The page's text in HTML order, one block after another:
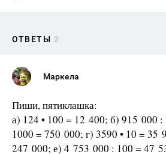
ОТВЕТЫ 2
Маркела
Пиши, пятиклашка:
а) 124 • 100 = 12 400; б) 915 000 :
1000 = 750 000; г) 3590 • 10 = 35
247 000; е) 4 753 000 : 100 = 47